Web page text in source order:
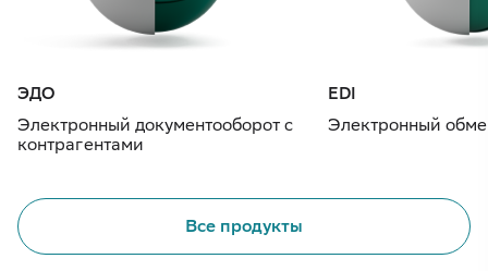
ЭДО
Электронный документооборот с
контрагентами
EDI
Электронный
Все продукты